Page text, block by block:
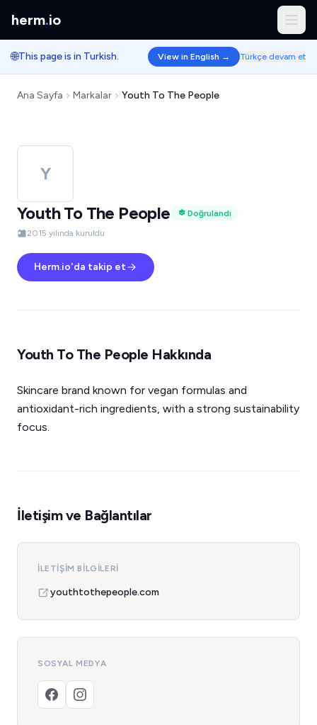
herm.io
🌐This page is in Turkish. View in English → Türkçe devam et
Ana Sayfa Markalar Youth To The People
Y
Youth To The People
Doğrulandı
2015 yılında kuruldu
Herm.io'da takip et
Youth To The People Hakkında
Skincare brand known for vegan formulas and
antioxidant-rich ingredients, with a strong sustainability
focus.
İletişim ve Bağlantılar
İLETIŞIM BILGILERI
youthtothepeople.com
SOSYAL MEDYA